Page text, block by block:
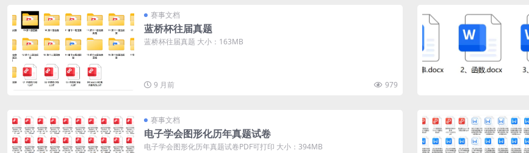
赛事文档
蓝桥杯往届真题
蓝桥杯往届真题 大小：163MB
9 月前 979
赛事文档
电子学会图形化历年真题试卷
电子学会图形化历年真题试卷PDF可打印 大小：394MB